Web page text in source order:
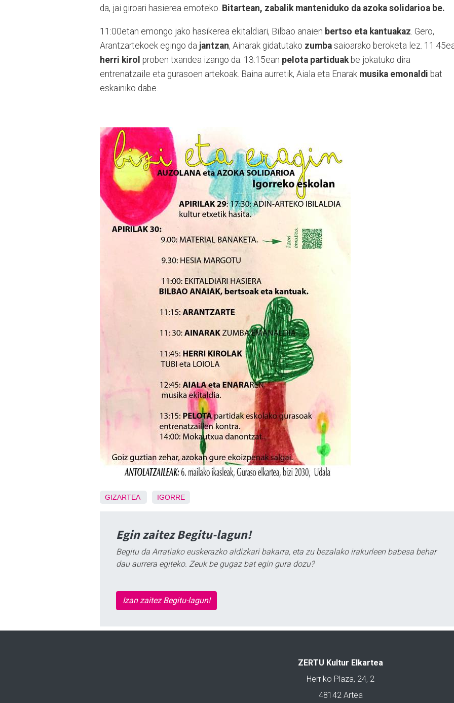
da, jai giroari hasierea emoteko. Bitartean, zabalik manteniduko da azoka solidarioa be.
11:00etan emongo jako hasikerea ekitaldiari, Bilbao anaien bertso eta kantuakaz . Gero,
Arantzartekoek egingo da jantzan, Ainarak gidatutako zumba saioarako beroketa lez.
herri kirol proben txandea izango da. 13:15ean pelota partiduak be jokatuko dira
entrenatzaile eta gurasoen artekoak. Baina aurretik, Aiala eta Enarak musika emonaldi bat
eskainiko dabe.
GIZARTEA IGORRE
Egin zaitez Begitu-lagun!
Begitu da Arratiako euskerazko aldizkari bakarra, eta zu bezalako irakurleen babesa behar
dau aurrera egiteko. Zeuk be gugaz bat egin gura dozu?
Izan zaitez Begitu-lagun!
ZERTU Kultur Elkartea
Herriko Plaza, 24, 2
48142 Artea